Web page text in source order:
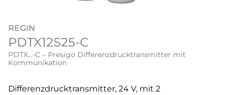
REGIN
PDTX12S25-C
PDTX…-C – Presigo Differenzdrucktransmitter mit
Kommunikation
Differenzdrucktransmitter, 24 V, mit 2